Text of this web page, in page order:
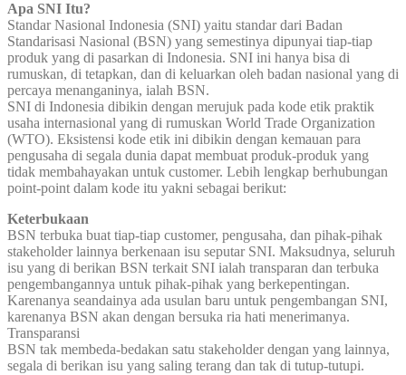
Apa SNI Itu?
Standar Nasional Indonesia (SNI) yaitu standar dari Badan
Standarisasi Nasional (BSN) yang semestinya dipunyai tiap-tiap
produk yang di pasarkan di Indonesia. SNI ini hanya bisa di
rumuskan, di tetapkan, dan di keluarkan oleh badan nasional yang di
percaya menanganinya, ialah BSN.
SNI di Indonesia dibikin dengan merujuk pada kode etik praktik
usaha internasional yang di rumuskan World Trade Organization
(WTO). Eksistensi kode etik ini dibikin dengan kemauan para
pengusaha di segala dunia dapat membuat produk-produk yang
tidak membahayakan untuk customer. Lebih lengkap berhubungan
point-point dalam kode itu yakni sebagai berikut:
Keterbukaan
BSN terbuka buat tiap-tiap customer, pengusaha, dan pihak-pihak
stakeholder lainnya berkenaan isu seputar SNI. Maksudnya, seluruh
isu yang di berikan BSN terkait SNI ialah transparan dan terbuka
pengembangannya untuk pihak-pihak yang berkepentingan.
Karenanya seandainya ada usulan baru untuk pengembangan SNI,
karenanya BSN akan dengan bersuka ria hati menerimanya.
Transparansi
BSN tak membeda-bedakan satu stakeholder dengan yang lainnya,
segala di berikan isu yang saling terang dan tak di tutup-tutupi.